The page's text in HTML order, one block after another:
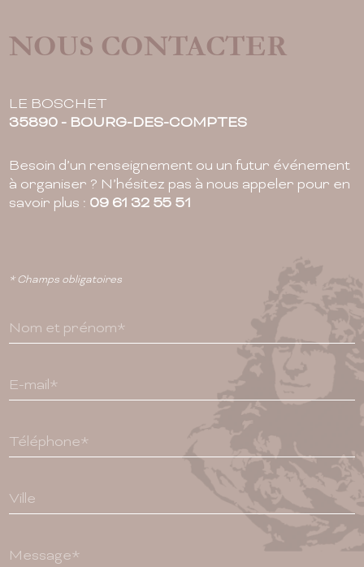
NOUS CONTACTER
LE BOSCHET
35890 - BOURG-DES-COMPTES
Besoin d’un renseignement ou un futur événement
à organiser ? N’hésitez pas à nous appeler pour en
savoir plus : 09 61 32 55 51
* Champs obligatoires
Nom et prénom*
E-mail*
Téléphone*
Ville
Message*